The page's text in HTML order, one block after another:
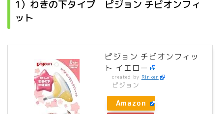
1）わきの下タイプ ピジョン チビオンフィ
ット
ピジョン チビオンフィッ
ト イエロー
created by Rinker
ピジョン
Amazon